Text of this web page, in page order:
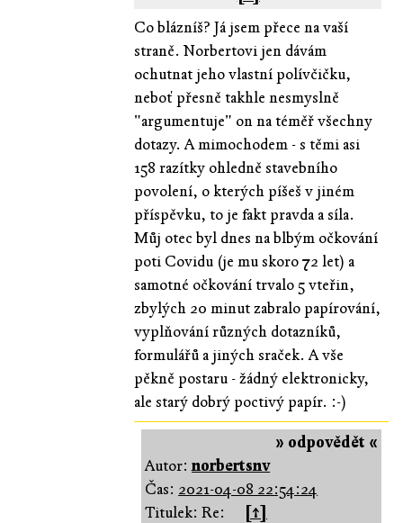
Co blázníš? Já jsem přece na vaší
straně. Norbertovi jen dávám
ochutnat jeho vlastní polívčičku,
neboť přesně takhle nesmyslně
"argumentuje" on na téměř všechny
dotazy. A mimochodem - s těmi asi
158 razítky ohledně stavebního
povolení, o kterých píšeš v jiném
příspěvku, to je fakt pravda a síla.
Můj otec byl dnes na blbým očkování
poti Covidu (je mu skoro 72 let) a
samotné očkování trvalo 5 vteřin,
zbylých 20 minut zabralo papírování,
vyplňování různých dotazníků,
formulářů a jiných sraček. A vše
pěkně postaru - žádný elektronicky,
ale starý dobrý poctivý papír. :-)
» odpovědět «
Autor:norbertsnv
Čas: 2021-04-08 22:54:24
Titulek: Re:
[↑]